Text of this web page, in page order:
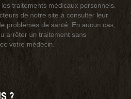
traitements médicaux personnels.
de notre site à consulter leur
problèmes de santé. En aucun cas,
arrêter un traitement sans
votre médecin.
?